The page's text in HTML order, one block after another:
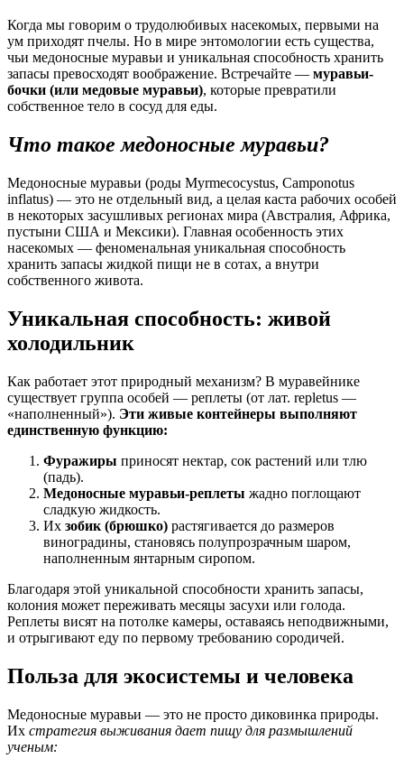
Когда мы говорим о трудолюбивых насекомых, первыми на
ум приходят пчелы. Но в мире энтомологии есть существа,
чьи медоносные муравьи и уникальная способность хранить
запасы превосходят воображение. Встречайте — муравьи-
бочки (или медовые муравьи), которые превратили
собственное тело в сосуд для еды.
Что такое медоносные муравьи?
Медоносные муравьи (роды Myrmecocystus, Camponotus
inflatus) — это не отдельный вид, а целая каста рабочих особей
в некоторых засушливых регионах мира (Австралия, Африка,
пустыни США и Мексики). Главная особенность этих
насекомых — феноменальная уникальная способность
хранить запасы жидкой пищи не в сотах, а внутри
собственного живота.
Уникальная способность: живой
холодильник
Как работает этот природный механизм? В муравейнике
существует группа особей — реплеты (от лат. repletus —
«наполненный»). Эти живые контейнеры выполняют
единственную функцию:
Фуражиры приносят нектар, сок растений или тлю
(падь).
Медоносные муравьи-реплеты жадно поглощают
сладкую жидкость.
Их зобик (брюшко) растягивается до размеров
виноградины, становясь полупрозрачным шаром,
наполненным янтарным сиропом.
Благодаря этой уникальной способности хранить запасы,
колония может переживать месяцы засухи или голода.
Реплеты висят на потолке камеры, оставаясь неподвижными,
и отрыгивают еду по первому требованию сородичей.
Польза для экосистемы и человека
Медоносные муравьи — это не просто диковинка природы.
Их стратегия выживания дает пищу для размышлений
ученым: